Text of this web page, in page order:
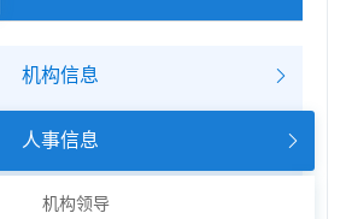
机构信息
人事信息
机构领导